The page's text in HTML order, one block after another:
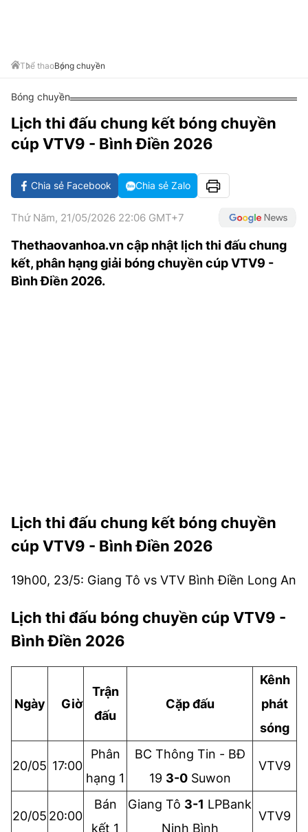
GIẢI TRÍ
CÔNG NGHIỆP VĂN HÓA
X-QUANG TIN ĐỒN
VIẾT LẠI ƯỚC MƠ
PHIM
ÂM NHẠC
KBIZ
DU LỊCH
TIN TỨC
ĐIỂM ĐẾN
ẨM THỰC
TƯ VẤN
THẾ GIỚI SAO
HIGHTECH
TIÊU ĐIỂM - SPOTLIGHT
BẠN CẦN BIẾT
ẢNH
MẠNG XÃ HỘI
Thể thaoBóng chuyền
Bóng chuyền
Lịch thi đấu chung kết bóng chuyền
cúp VTV9 - Bình Điền 2026
Chia sẻ Facebook Chia sẻ Zalo
Thứ Năm, 21/05/2026 22:06 GMT+7
Thethaovanhoa.vn cập nhật lịch thi đấu chung
kết, phân hạng giải bóng chuyền cúp VTV9 -
Bình Điền 2026.
Lịch thi đấu chung kết bóng chuyền
cúp VTV9 - Bình Điền 2026
19h00, 23/5: Giang Tô vs VTV Bình Điền Long An
Lịch thi đấu bóng chuyền cúp VTV9 -
Bình Điền 2026
Ngày Giờ
Trận
đấu
Cặp đấu
Kênh
phát
sóng
20/05 17:00
Phân
hạng 1
BC Thông Tin - BĐ
19 3-0Suwon
VTV9
20/05 20:00
Bán
kết 1
Giang Tô 3-1 LPBank
Ninh Bình
VTV9